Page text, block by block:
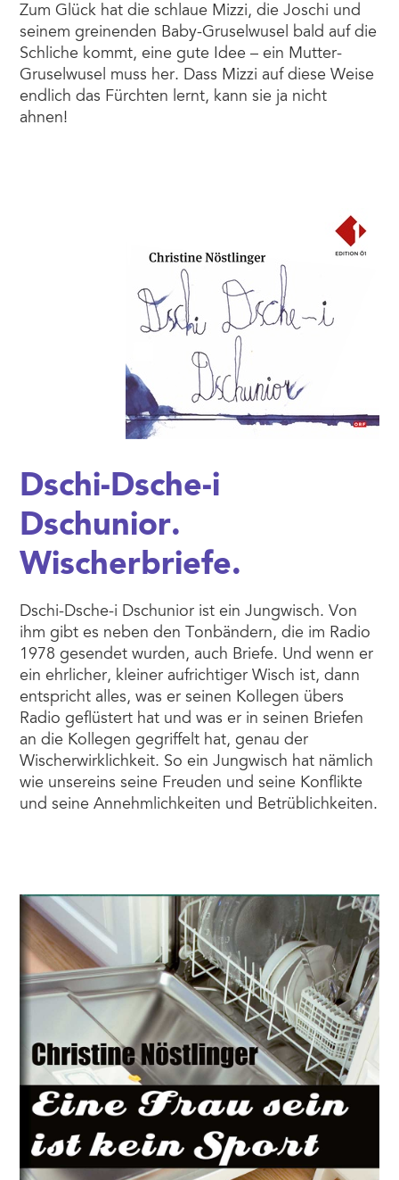
Zum Glück hat die schlaue Mizzi, die Joschi und
seinem greinenden Baby-Gruselwusel bald auf die
Schliche kommt, eine gute Idee – ein Mutter-
Gruselwusel muss her. Dass Mizzi auf diese Weise
endlich das Fürchten lernt, kann sie ja nicht
ahnen!
Dschi-Dsche-i
Dschunior.
Wischerbriefe.
Dschi-Dsche-i Dschunior ist ein Jungwisch. Von
ihm gibt es neben den Tonbändern, die im Radio
1978 gesendet wurden, auch Briefe. Und wenn er
ein ehrlicher, kleiner aufrichtiger Wisch ist, dann
entspricht alles, was er seinen Kollegen übers
Radio geflüstert hat und was er in seinen Briefen
an die Kollegen gegriffelt hat, genau der
Wischerwirklichkeit. So ein Jungwisch hat nämlich
wie unsereins seine Freuden und seine Konflikte
und seine Annehmlichkeiten und Betrüblichkeiten.